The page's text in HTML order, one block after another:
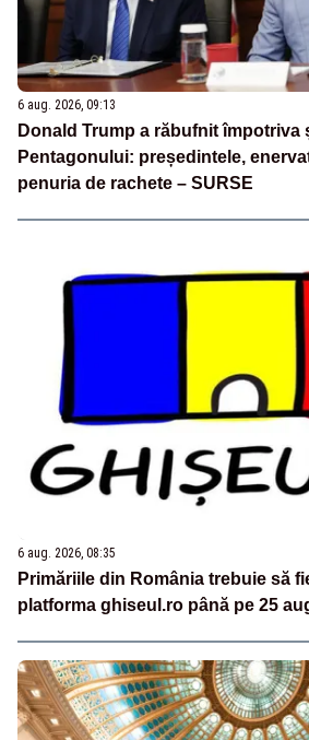
6 aug. 2026, 09:13
Donald Trump a răbufnit împotriva
Pentagonului: președintele,
penuria de rachete – SURSE
6 aug. 2026, 08:35
Primăriile din România trebuie să
platforma ghiseul.ro până pe 25